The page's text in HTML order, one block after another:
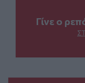
Γίνε ο